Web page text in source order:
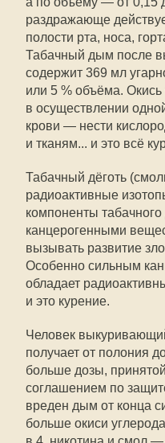
раздражающе
полости рта, носа,
Табачный дым после
содержит 369 мл
или 5 % объёма. Окись
в осуществлении
крови — нести
и тканям... и это всё
Табачный дёготь
радиоактивные
компоненты
канцерогенными
вызывать развитие
Особенно сильным
обладает
и это курение.
Человек
получает от полония
больше дозы,
соглашением по
вреден дым от конца
больше окиси